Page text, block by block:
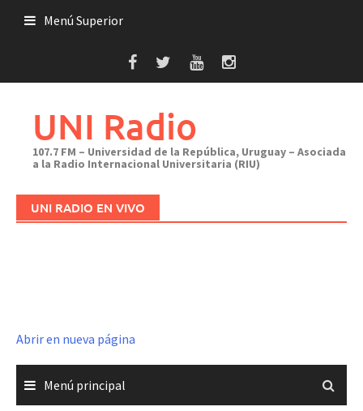
Menú Superior
UNI Radio
107.7 FM – Universidad de la República, Uruguay – Asociada
a la Radio Internacional Universitaria (RIU)
UNI RADIO EN VIVO
Abrir en nueva página
Menú principal